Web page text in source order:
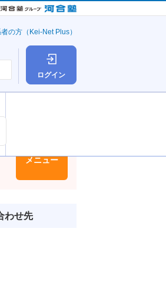
ログイン
の方（Kei-Net Plus）
メニュー
わせ先